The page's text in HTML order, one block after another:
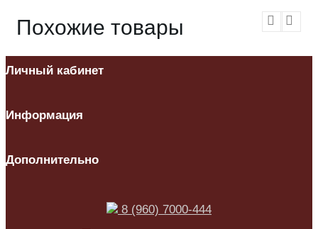
Похожие товары
Личный кабинет
Информация
Дополнительно
8 (960) 7000-444